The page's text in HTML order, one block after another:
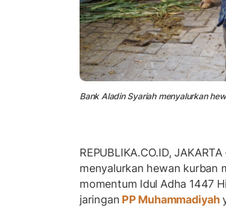
Bank Aladin Syariah menyalurkan
REPUBLIKA.CO.ID, JAKARTA
menyalurkan hewan kurban
momentum Idul Adha 1447
jaringan PP Muhammadiyah